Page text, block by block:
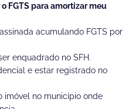
FGTS para amortizar meu
acumulando FGTS por
enquadrado no SFH.
e estar registrado no
imóvel no município onde